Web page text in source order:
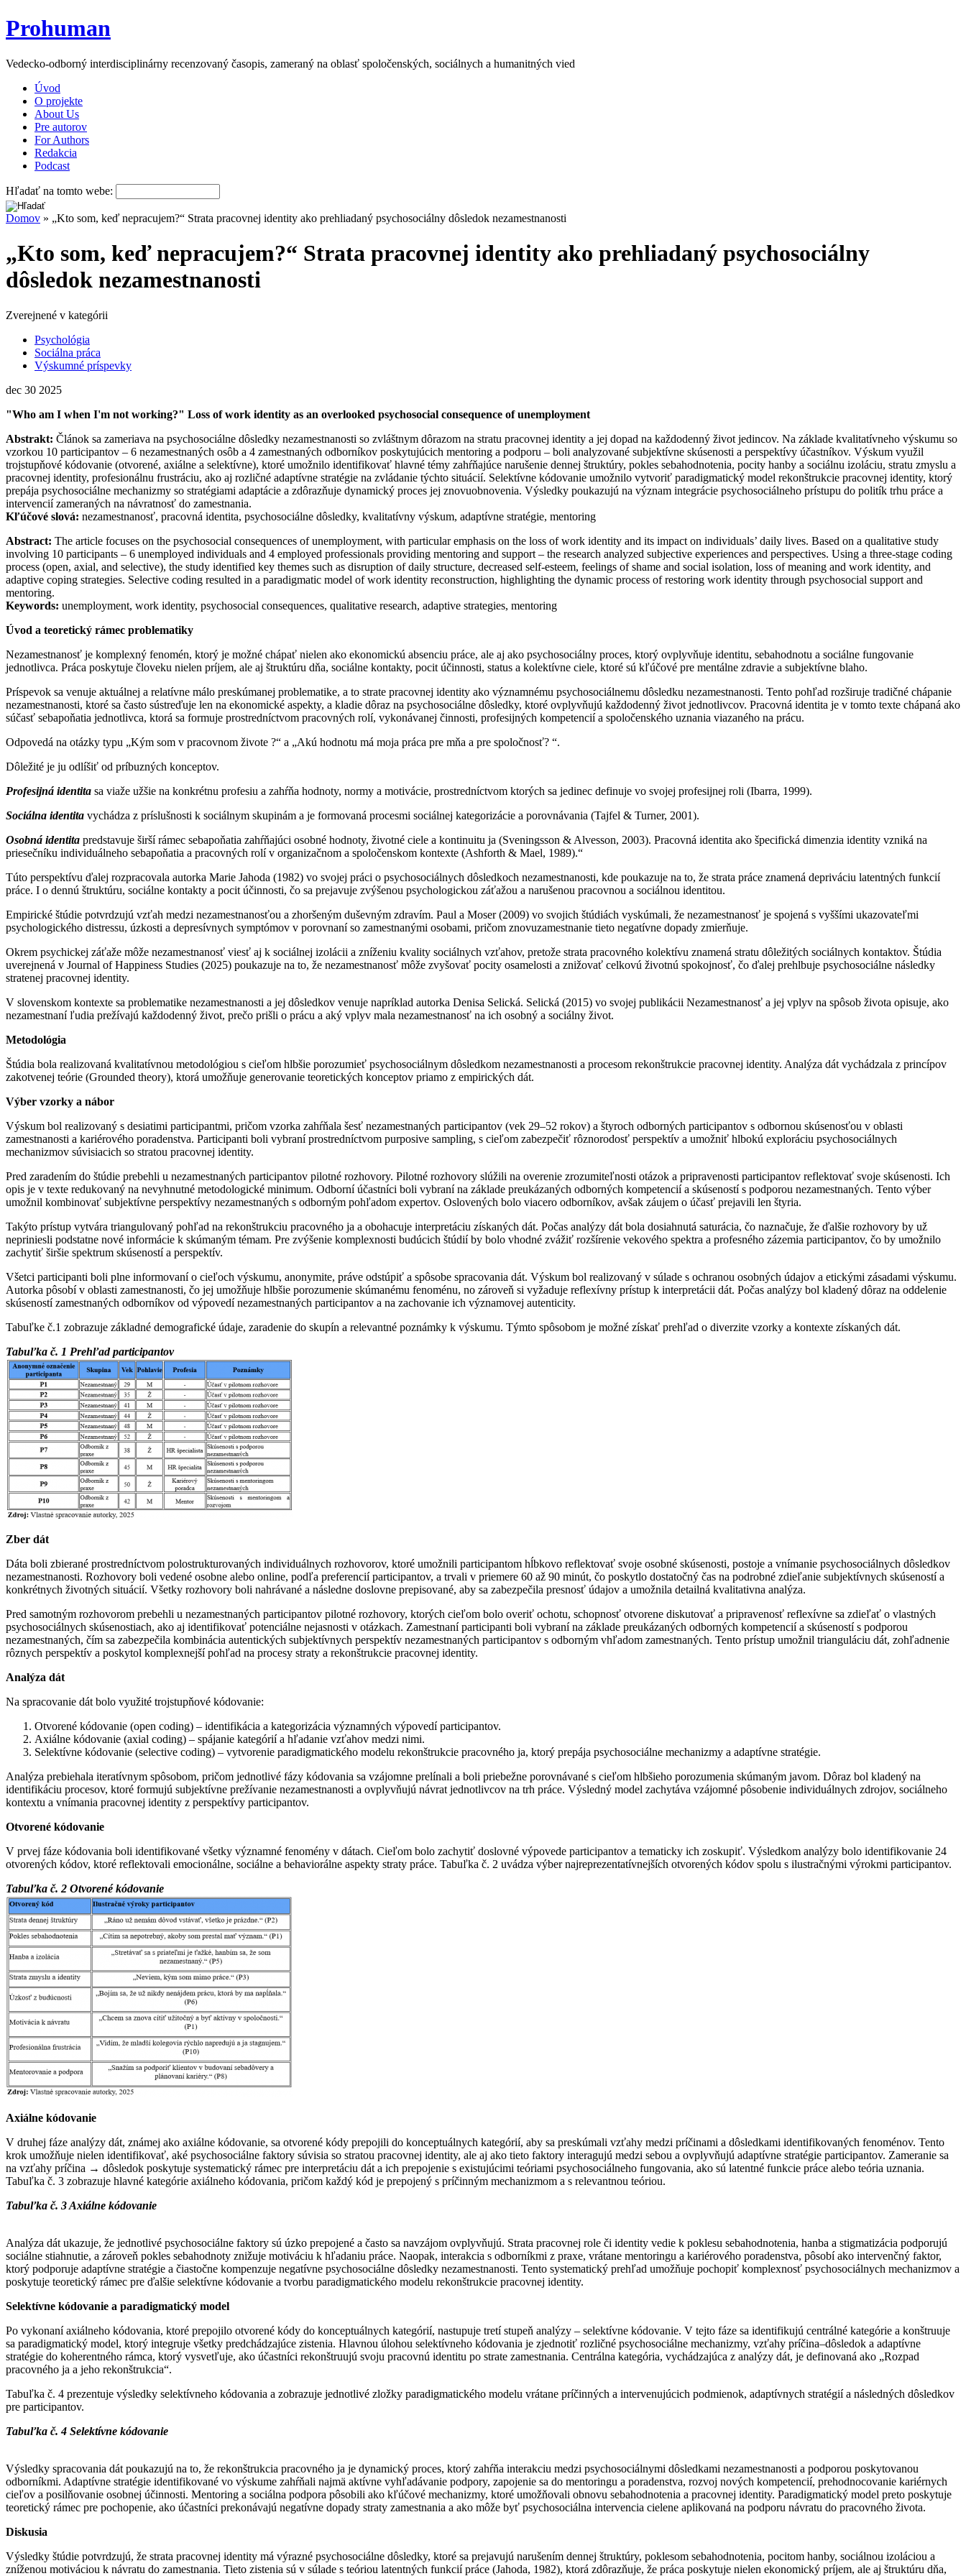
Prohuman
Vedecko-odborný interdisciplinárny recenzovaný časopis, zameraný na oblasť spoločenských, sociálnych a humanitných vied
Úvod
O projekte
About Us
Pre autorov
For Authors
Redakcia
Podcast
Hľadať na tomto webe:
Domov » „Kto som, keď nepracujem?“ Strata pracovnej identity ako prehliadaný psychosociálny dôsledok nezamestnanosti
„Kto som, keď nepracujem?“ Strata pracovnej identity ako prehliadaný psychosociálny
dôsledok nezamestnanosti
Zverejnené v kategórii
Psychológia
Sociálna práca
Výskumné príspevky
dec 30 2025
"Who am I when I'm not working?" Loss of work identity as an overlooked psychosocial consequence of unemployment
Abstrakt: Článok sa zameriava na psychosociálne dôsledky nezamestnanosti so zvláštnym dôrazom na stratu pracovnej identity a jej dopad na každodenný život jedincov. Na základe kvalitatívneho výskumu so
vzorkou 10 participantov – 6 nezamestnaných osôb a 4 zamestnaných odborníkov poskytujúcich mentoring a podporu – boli analyzované subjektívne skúsenosti a perspektívy účastníkov. Výskum využil
trojstupňové kódovanie (otvorené, axiálne a selektívne), ktoré umožnilo identifikovať hlavné témy zahŕňajúce narušenie dennej štruktúry, pokles sebahodnotenia, pocity hanby a sociálnu izoláciu, stratu zmyslu a
pracovnej identity, profesionálnu frustráciu, ako aj rozličné adaptívne stratégie na zvládanie týchto situácií. Selektívne kódovanie umožnilo vytvoriť paradigmatický model rekonštrukcie pracovnej identity, ktorý
prepája psychosociálne mechanizmy so stratégiami adaptácie a zdôrazňuje dynamický proces jej znovuobnovenia. Výsledky poukazujú na význam integrácie psychosociálneho prístupu do politík trhu práce a
intervencií zameraných na návratnosť do zamestnania.
Kľúčové slová: nezamestnanosť, pracovná identita, psychosociálne dôsledky, kvalitatívny výskum, adaptívne stratégie, mentoring
Abstract: The article focuses on the psychosocial consequences of unemployment, with particular emphasis on the loss of work identity and its impact on individuals’ daily lives. Based on a qualitative study
involving 10 participants – 6 unemployed individuals and 4 employed professionals providing mentoring and support – the research analyzed subjective experiences and perspectives. Using a three-stage coding
process (open, axial, and selective), the study identified key themes such as disruption of daily structure, decreased self-esteem, feelings of shame and social isolation, loss of meaning and work identity, and
adaptive coping strategies. Selective coding resulted in a paradigmatic model of work identity reconstruction, highlighting the dynamic process of restoring work identity through psychosocial support and
mentoring.
Keywords: unemployment, work identity, psychosocial consequences, qualitative research, adaptive strategies, mentoring
Úvod a teoretický rámec problematiky
Nezamestnanosť je komplexný fenomén, ktorý je možné chápať nielen ako ekonomickú absenciu práce, ale aj ako psychosociálny proces, ktorý ovplyvňuje identitu, sebahodnotu a sociálne fungovanie
jednotlivca. Práca poskytuje človeku nielen príjem, ale aj štruktúru dňa, sociálne kontakty, pocit účinnosti, status a kolektívne ciele, ktoré sú kľúčové pre mentálne zdravie a subjektívne blaho.
Príspevok sa venuje aktuálnej a relatívne málo preskúmanej problematike, a to strate pracovnej identity ako významnému psychosociálnemu dôsledku nezamestnanosti. Tento pohľad rozširuje tradičné chápanie
nezamestnanosti, ktoré sa často sústreďuje len na ekonomické aspekty, a kladie dôraz na psychosociálne dôsledky, ktoré ovplyvňujú každodenný život jednotlivcov. Pracovná identita je v tomto texte chápaná ako
súčasť sebapoňatia jednotlivca, ktorá sa formuje prostredníctvom pracovných rolí, vykonávanej činnosti, profesijných kompetencií a spoločenského uznania viazaného na prácu.
Odpovedá na otázky typu „Kým som v pracovnom živote ?“ a „Akú hodnotu má moja práca pre mňa a pre spoločnosť? “.
Dôležité je ju odlíšiť od príbuzných konceptov.
Profesijná identita sa viaže užšie na konkrétnu profesiu a zahŕňa hodnoty, normy a motivácie, prostredníctvom ktorých sa jedinec definuje vo svojej profesijnej roli (Ibarra, 1999).
Sociálna identita vychádza z príslušnosti k sociálnym skupinám a je formovaná procesmi sociálnej kategorizácie a porovnávania (Tajfel & Turner, 2001).
Osobná identita predstavuje širší rámec sebapoňatia zahŕňajúci osobné hodnoty, životné ciele a kontinuitu ja (Sveningsson & Alvesson, 2003). Pracovná identita ako špecifická dimenzia identity vzniká na
priesečníku individuálneho sebapoňatia a pracovných rolí v organizačnom a spoločenskom kontexte (Ashforth & Mael, 1989).“
Túto perspektívu ďalej rozpracovala autorka Marie Jahoda (1982) vo svojej práci o psychosociálnych dôsledkoch nezamestnanosti, kde poukazuje na to, že strata práce znamená depriváciu latentných funkcií
práce. I o dennú štruktúru, sociálne kontakty a pocit účinnosti, čo sa prejavuje zvýšenou psychologickou záťažou a narušenou pracovnou a sociálnou identitou.
Empirické štúdie potvrdzujú vzťah medzi nezamestnanosťou a zhoršeným duševným zdravím. Paul a Moser (2009) vo svojich štúdiách vyskúmali, že nezamestnanosť je spojená s vyššími ukazovateľmi
psychologického distressu, úzkosti a depresívnych symptómov v porovnaní so zamestnanými osobami, pričom znovuzamestnanie tieto negatívne dopady zmierňuje.
Okrem psychickej záťaže môže nezamestnanosť viesť aj k sociálnej izolácii a zníženiu kvality sociálnych vzťahov, pretože strata pracovného kolektívu znamená stratu dôležitých sociálnych kontaktov. Štúdia
uverejnená v Journal of Happiness Studies (2025) poukazuje na to, že nezamestnanosť môže zvyšovať pocity osamelosti a znižovať celkovú životnú spokojnosť, čo ďalej prehlbuje psychosociálne následky
stratenej pracovnej identity.
V slovenskom kontexte sa problematike nezamestnanosti a jej dôsledkov venuje napríklad autorka Denisa Selická. Selická (2015) vo svojej publikácii Nezamestnanosť a jej vplyv na spôsob života opisuje, ako
nezamestnaní ľudia prežívajú každodenný život, prečo prišli o prácu a aký vplyv mala nezamestnanosť na ich osobný a sociálny život.
Metodológia
Štúdia bola realizovaná kvalitatívnou metodológiou s cieľom hlbšie porozumieť psychosociálnym dôsledkom nezamestnanosti a procesom rekonštrukcie pracovnej identity. Analýza dát vychádzala z princípov
zakotvenej teórie (Grounded theory), ktorá umožňuje generovanie teoretických konceptov priamo z empirických dát.
Výber vzorky a nábor
Výskum bol realizovaný s desiatimi participantmi, pričom vzorka zahŕňala šesť nezamestnaných participantov (vek 29–52 rokov) a štyroch odborných participantov s odbornou skúsenosťou v oblasti
zamestnanosti a kariérového poradenstva. Participanti boli vybraní prostredníctvom purposive sampling, s cieľom zabezpečiť rôznorodosť perspektív a umožniť hlbokú exploráciu psychosociálnych
mechanizmov súvisiacich so stratou pracovnej identity.
Pred zaradením do štúdie prebehli u nezamestnaných participantov pilotné rozhovory. Pilotné rozhovory slúžili na overenie zrozumiteľnosti otázok a pripravenosti participantov reflektovať svoje skúsenosti. Ich
opis je v texte redukovaný na nevyhnutné metodologické minimum. Odborní účastníci boli vybraní na základe preukázaných odborných kompetencií a skúseností s podporou nezamestnaných. Tento výber
umožnil kombinovať subjektívne perspektívy nezamestnaných s odborným pohľadom expertov. Oslovených bolo viacero odborníkov, avšak záujem o účasť prejavili len štyria.
Takýto prístup vytvára triangulovaný pohľad na rekonštrukciu pracovného ja a obohacuje interpretáciu získaných dát. Počas analýzy dát bola dosiahnutá saturácia, čo naznačuje, že ďalšie rozhovory by už
nepriniesli podstatne nové informácie k skúmaným témam. Pre zvýšenie komplexnosti budúcich štúdií by bolo vhodné zvážiť rozšírenie vekového spektra a profesného zázemia participantov, čo by umožnilo
zachytiť širšie spektrum skúseností a perspektív.
Všetci participanti boli plne informovaní o cieľoch výskumu, anonymite, práve odstúpiť a spôsobe spracovania dát. Výskum bol realizovaný v súlade s ochranou osobných údajov a etickými zásadami výskumu.
Autorka pôsobí v oblasti zamestnanosti, čo jej umožňuje hlbšie porozumenie skúmanému fenoménu, no zároveň si vyžaduje reflexívny prístup k interpretácii dát. Počas analýzy bol kladený dôraz na oddelenie
skúseností zamestnaných odborníkov od výpovedí nezamestnaných participantov a na zachovanie ich významovej autenticity.
Tabuľke č.1 zobrazuje základné demografické údaje, zaradenie do skupín a relevantné poznámky k výskumu. Týmto spôsobom je možné získať prehľad o diverzite vzorky a kontexte získaných dát.
Tabuľka č. 1 Prehľad participantov
Zber dát
Dáta boli zbierané prostredníctvom polostrukturovaných individuálnych rozhovorov, ktoré umožnili participantom hĺbkovo reflektovať svoje osobné skúsenosti, postoje a vnímanie psychosociálnych dôsledkov
nezamestnanosti. Rozhovory boli vedené osobne alebo online, podľa preferencií participantov, a trvali v priemere 60 až 90 minút, čo poskytlo dostatočný čas na podrobné zdieľanie subjektívnych skúseností a
konkrétnych životných situácií. Všetky rozhovory boli nahrávané a následne doslovne prepisované, aby sa zabezpečila presnosť údajov a umožnila detailná kvalitativna analýza.
Pred samotným rozhovorom prebehli u nezamestnaných participantov pilotné rozhovory, ktorých cieľom bolo overiť ochotu, schopnosť otvorene diskutovať a pripravenosť reflexívne sa zdieľať o vlastných
psychosociálnych skúsenostiach, ako aj identifikovať potenciálne nejasnosti v otázkach. Zamestnaní participanti boli vybraní na základe preukázaných odborných kompetencií a skúseností s podporou
nezamestnaných, čím sa zabezpečila kombinácia autentických subjektívnych perspektív nezamestnaných participantov s odborným vhľadom zamestnaných. Tento prístup umožnil trianguláciu dát, zohľadnenie
rôznych perspektív a poskytol komplexnejší pohľad na procesy straty a rekonštrukcie pracovnej identity.
Analýza dát
Na spracovanie dát bolo využité trojstupňové kódovanie:
Otvorené kódovanie (open coding) – identifikácia a kategorizácia významných výpovedí participantov.
Axiálne kódovanie (axial coding) – spájanie kategórií a hľadanie vzťahov medzi nimi.
Selektívne kódovanie (selective coding) – vytvorenie paradigmatického modelu rekonštrukcie pracovného ja, ktorý prepája psychosociálne mechanizmy a adaptívne stratégie.
Analýza prebiehala iteratívnym spôsobom, pričom jednotlivé fázy kódovania sa vzájomne prelínali a boli priebežne porovnávané s cieľom hlbšieho porozumenia skúmaným javom. Dôraz bol kladený na
identifikáciu procesov, ktoré formujú subjektívne prežívanie nezamestnanosti a ovplyvňujú návrat jednotlivcov na trh práce. Výsledný model zachytáva vzájomné pôsobenie individuálnych zdrojov, sociálneho
kontextu a vnímania pracovnej identity z perspektívy participantov.
Otvorené kódovanie
V prvej fáze kódovania boli identifikované všetky významné fenomény v dátach. Cieľom bolo zachytiť doslovné výpovede participantov a tematicky ich zoskupiť. Výsledkom analýzy bolo identifikovanie 24
otvorených kódov, ktoré reflektovali emocionálne, sociálne a behaviorálne aspekty straty práce. Tabuľka č. 2 uvádza výber najreprezentatívnejších otvorených kódov spolu s ilustračnými výrokmi participantov.
Tabuľka č. 2 Otvorené kódovanie
Axiálne kódovanie
V druhej fáze analýzy dát, známej ako axiálne kódovanie, sa otvorené kódy prepojili do konceptuálnych kategórií, aby sa preskúmali vzťahy medzi príčinami a dôsledkami identifikovaných fenoménov. Tento
krok umožňuje nielen identifikovať, aké psychosociálne faktory súvisia so stratou pracovnej identity, ale aj ako tieto faktory interagujú medzi sebou a ovplyvňujú adaptívne stratégie participantov. Zameranie sa
na vzťahy príčina → dôsledok poskytuje systematický rámec pre interpretáciu dát a ich prepojenie s existujúcimi teóriami psychosociálneho fungovania, ako sú latentné funkcie práce alebo teória uznania.
Tabuľka č. 3 zobrazuje hlavné kategórie axiálneho kódovania, pričom každý kód je prepojený s príčinným mechanizmom a s relevantnou teóriou.
Tabuľka č. 3 Axiálne kódovanie
Analýza dát ukazuje, že jednotlivé psychosociálne faktory sú úzko prepojené a často sa navzájom ovplyvňujú. Strata pracovnej role či identity vedie k poklesu sebahodnotenia, hanba a stigmatizácia podporujú
sociálne stiahnutie, a zároveň pokles sebahodnoty znižuje motiváciu k hľadaniu práce. Naopak, interakcia s odborníkmi z praxe, vrátane mentoringu a kariérového poradenstva, pôsobí ako intervenčný faktor,
ktorý podporuje adaptívne stratégie a čiastočne kompenzuje negatívne psychosociálne dôsledky nezamestnanosti. Tento systematický prehľad umožňuje pochopiť komplexnosť psychosociálnych mechanizmov a
poskytuje teoretický rámec pre ďalšie selektívne kódovanie a tvorbu paradigmatického modelu rekonštrukcie pracovnej identity.
Selektívne kódovanie a paradigmatický model
Po vykonaní axiálneho kódovania, ktoré prepojilo otvorené kódy do konceptuálnych kategórií, nastupuje tretí stupeň analýzy – selektívne kódovanie. V tejto fáze sa identifikujú centrálné kategórie a konštruuje
sa paradigmatický model, ktorý integruje všetky predchádzajúce zistenia. Hlavnou úlohou selektívneho kódovania je zjednotiť rozličné psychosociálne mechanizmy, vzťahy príčina–dôsledok a adaptívne
stratégie do koherentného rámca, ktorý vysvetľuje, ako účastníci rekonštruujú svoju pracovnú identitu po strate zamestnania. Centrálna kategória, vychádzajúca z analýzy dát, je definovaná ako „Rozpad
pracovného ja a jeho rekonštrukcia“.
Tabuľka č. 4 prezentuje výsledky selektívneho kódovania a zobrazuje jednotlivé zložky paradigmatického modelu vrátane príčinných a intervenujúcich podmienok, adaptívnych stratégií a následných dôsledkov
pre participantov.
Tabuľka č. 4 Selektívne kódovanie
Výsledky spracovania dát poukazujú na to, že rekonštrukcia pracovného ja je dynamický proces, ktorý zahŕňa interakciu medzi psychosociálnymi dôsledkami nezamestnanosti a podporou poskytovanou
odborníkmi. Adaptívne stratégie identifikované vo výskume zahŕňali najmä aktívne vyhľadávanie podpory, zapojenie sa do mentoringu a poradenstva, rozvoj nových kompetencií, prehodnocovanie kariérnych
cieľov a posilňovanie osobnej účinnosti. Mentoring a sociálna podpora pôsobili ako kľúčové mechanizmy, ktoré umožňovali obnovu sebahodnotenia a pracovnej identity. Paradigmatický model preto poskytuje
teoretický rámec pre pochopenie, ako účastníci prekonávajú negatívne dopady straty zamestnania a ako môže byť psychosociálna intervencia cielene aplikovaná na podporu návratu do pracovného života.
Diskusia
Výsledky štúdie potvrdzujú, že strata pracovnej identity má výrazné psychosociálne dôsledky, ktoré sa prejavujú narušením dennej štruktúry, poklesom sebahodnotenia, pocitom hanby, sociálnou izoláciou a
zníženou motiváciou k návratu do zamestnania. Tieto zistenia sú v súlade s teóriou latentných funkcií práce (Jahoda, 1982), ktorá zdôrazňuje, že práca poskytuje nielen ekonomický príjem, ale aj štruktúru dňa,